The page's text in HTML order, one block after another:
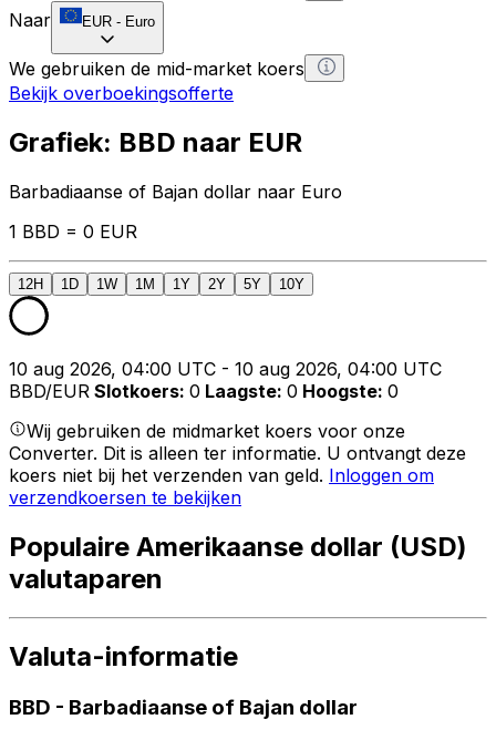
Naar
EUR - Euro
We gebruiken de mid-market koers
Bekijk overboekingsofferte
Grafiek: BBD naar EUR
Barbadiaanse of Bajan dollar naar Euro
1 BBD = 0 EUR
12H 1D 1W 1M 1Y 2Y 5Y 10Y
10 aug 2026, 04:00 UTC - 10 aug 2026, 04:00 UTC
BBD/EUR Slotkoers: 0 Laagste: 0 Hoogste: 0
Wij gebruiken de midmarket koers voor onze
Converter. Dit is alleen ter informatie. U ontvangt deze
koers niet bij het verzenden van geld. Inloggen om
verzendkoersen te bekijken
Populaire Amerikaanse dollar (USD)
valutaparen
Valuta-informatie
BBD - Barbadiaanse of Bajan dollar